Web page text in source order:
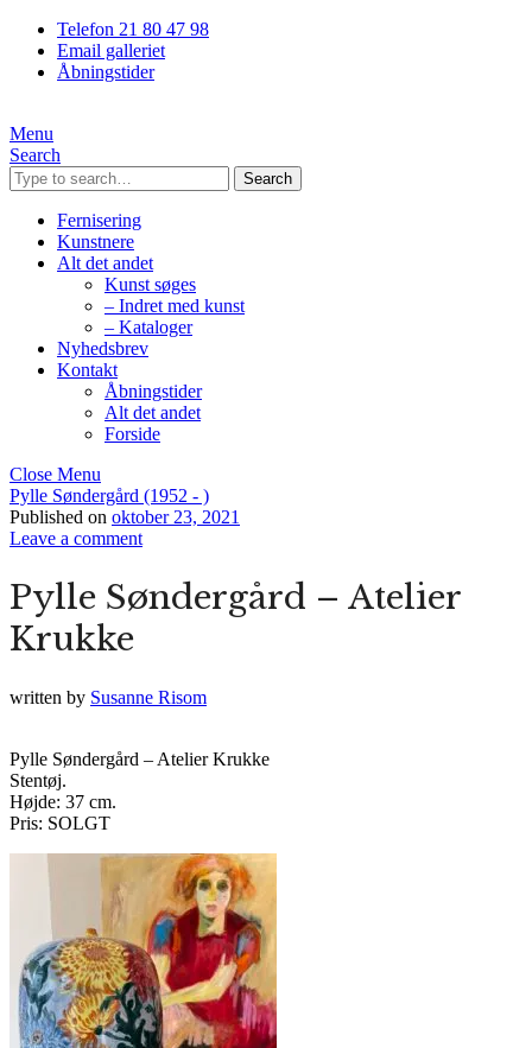
Telefon 21 80 47 98
Email galleriet
Åbningstider
Menu
Search
Search
Fernisering
Kunstnere
Alt det andet
Kunst søges
– Indret med kunst
– Kataloger
Nyhedsbrev
Kontakt
Åbningstider
Alt det andet
Forside
Close Menu
Pylle Søndergård (1952 - )
Published on oktober 23, 2021
Leave a comment
Pylle Søndergård – Atelier
Krukke
written by Susanne Risom
Pylle Søndergård – Atelier Krukke
Stentøj.
Højde: 37 cm.
Pris: SOLGT